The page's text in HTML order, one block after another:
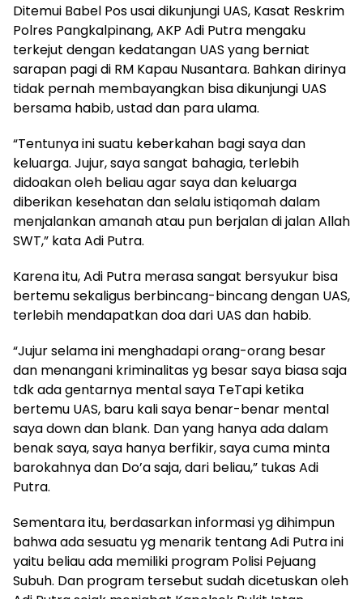
Ditemui Babel Pos usai dikunjungi UAS, Kasat Reskrim
Polres Pangkalpinang, AKP Adi Putra mengaku
terkejut dengan kedatangan UAS yang berniat
sarapan pagi di RM Kapau Nusantara. Bahkan dirinya
tidak pernah membayangkan bisa dikunjungi UAS
bersama habib, ustad dan para ulama.
“Tentunya ini suatu keberkahan bagi saya dan
keluarga. Jujur, saya sangat bahagia, terlebih
didoakan oleh beliau agar saya dan keluarga
diberikan kesehatan dan selalu istiqomah dalam
menjalankan amanah atau pun berjalan di jalan Allah
SWT,” kata Adi Putra.
Karena itu, Adi Putra merasa sangat bersyukur bisa
bertemu sekaligus berbincang-bincang dengan UAS,
terlebih mendapatkan doa dari UAS dan habib.
“Jujur selama ini menghadapi orang-orang besar
dan menangani kriminalitas yg besar saya biasa saja
tdk ada gentarnya mental saya TeTapi ketika
bertemu UAS, baru kali saya benar-benar mental
saya down dan blank. Dan yang hanya ada dalam
benak saya, saya hanya berfikir, saya cuma minta
barokahnya dan Do’a saja, dari beliau,” tukas Adi
Putra.
Sementara itu, berdasarkan informasi yg dihimpun
bahwa ada sesuatu yg menarik tentang Adi Putra ini
yaitu beliau ada memiliki program Polisi Pejuang
Subuh. Dan program tersebut sudah dicetuskan oleh